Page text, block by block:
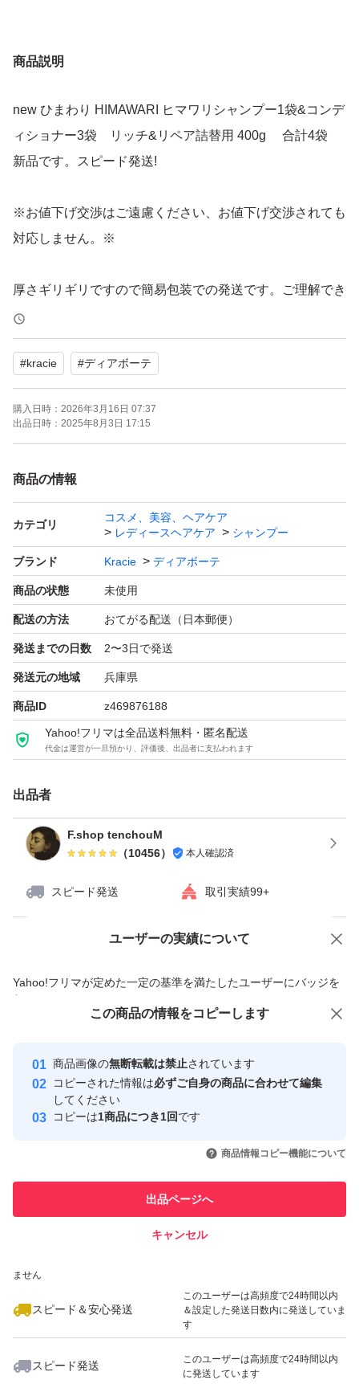
商品説明
new ひまわり HIMAWARI ヒマワリシャンプー1袋&コンデ
ィショナー3袋 リッチ&リペア詰替用 400g 合計4袋
新品です。スピード発送!
※お値下げ交渉はご遠慮ください、お値下げ交渉されても
対応しません。※
厚さギリギリですので簡易包装での発送です。ご理解でき
る方のみおねがいします。
#kracie #ディアボーテ
購入日時： 2026年3月16日 07:37
出品日時： 2025年8月3日 17:15
商品の情報
カテゴリ
コスメ、美容、ヘアケア
レディースヘアケア
シャンプー
ブランド Kracie ディアボーテ
商品の状態 未使用
配送の方法 おてがる配送（日本郵便）
発送までの日数 2〜3日で発送
発送元の地域 兵庫県
商品ID z469876188
Yahoo!フリマは全品送料無料・匿名配送
代金は運営が一旦預かり、評価後、出品者に支払われます
出品者
F.shop tenchouM
（10456） 本人確認済
スピード発送 取引実績99+
ユーザーの実績について
Yahoo!フリマが定めた一定の基準を満たしたユーザーにバッジを
付与しています
安心取引出品者
心・安全なユーザーです
取引実績
引を完了させた実績があります
での取引実績があります
ません
スピード＆安心発送
このユーザーは高頻度で24時間以内
＆設定した発送日数内に発送していま
す
スピード発送
このユーザーは高頻度で24時間以内
に発送しています
価格の相談 商品への質問
この商品の情報をコピーします
商品画像の無断転載は禁止されています
コピーされた情報は必ずご自身の商品に合わせて編集
してください
コピーは1商品につき1回です
商品情報コピー機能について
出品ページへ
キャンセル
この商品をみている人にオススメ
2,380